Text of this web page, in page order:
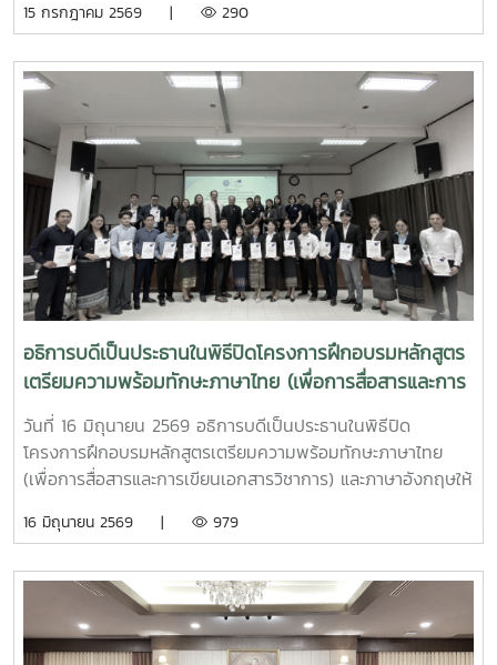
พรรษา ศูนย์ราชการจังหวัดเชียงใหม่
15 กรกฎาคม 2569 | 290
อธิการบดีเป็นประธานในพิธีปิดโครงการฝึกอบรมหลักสูตร
เตรียมความพร้อมทักษะภาษาไทย (เพื่อการสื่อสารและการ
เขียนเอกสารวิชาการ) และภาษาอังกฤษให้แก่ผู้รับทุน
รัฐบาลไทยระดับปริญญาโท
วันที่ 16 มิถุนายน 2569 อธิการบดีเป็นประธานในพิธีปิด
โครงการฝึกอบรมหลักสูตรเตรียมความพร้อมทักษะภาษาไทย
(เพื่อการสื่อสารและการเขียนเอกสารวิชาการ) และภาษาอังกฤษให้
ทรัพยากรมนุษย์ ภายใต้แผนงานความร่วมมือเพื่อการพัฒนาไทย
การสนับสนุนงบประมาณจากกรมความร่วมมือระหว่างประเทศ
กระทรวงการต่างประเทศ จัดฝึกอบรมให้แก่ผู้รับทุนรัฐบาลไทย
จากสาธารณรัฐประชาธิปไตยประชาชนลาว จำนวน 22 ราย
16 มิถุนายน 2569 | 979